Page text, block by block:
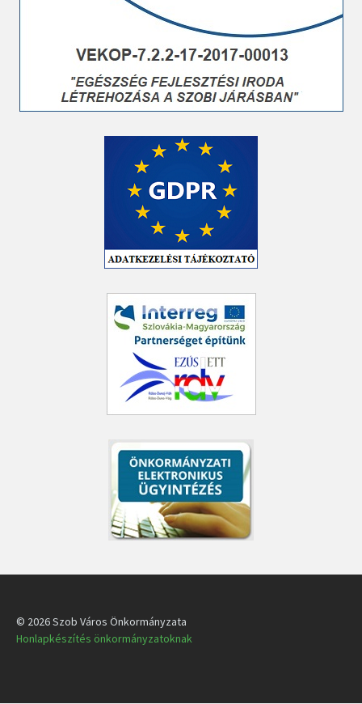
© 2026 Szob Város Önkormányzata
Honlapkészítés önkormányzatoknak